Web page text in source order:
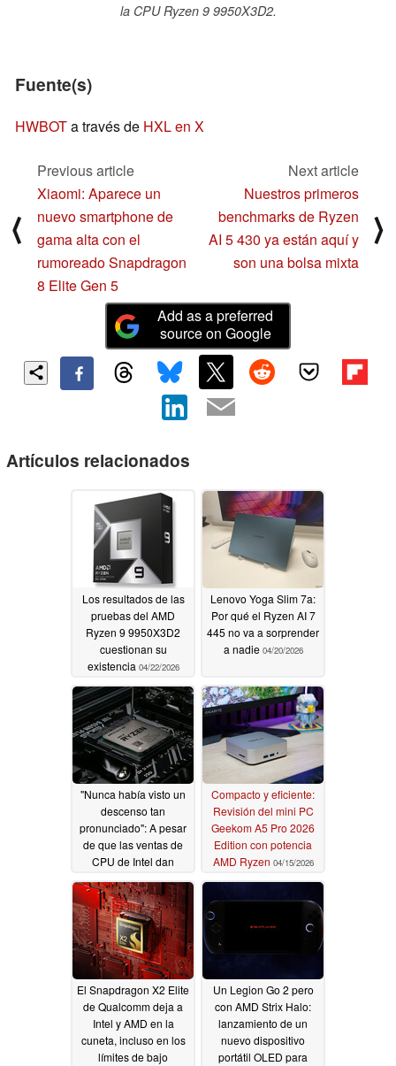
la CPU Ryzen 9 9950X3D2.
Fuente(s)
HWBOTa través de HXL en X
⟨
Previous article
Xiaomi: Aparece un
nuevo smartphone de
gama alta con el
rumoreado Snapdragon
8 Elite Gen 5
Next article
Nuestros primeros
benchmarks de Ryzen
AI 5 430 ya están aquí y
son una bolsa mixta
⟩
Add as a preferred
source on Google
Artículos relacionados
Los resultados de las
pruebas del AMD
Ryzen 9 9950X3D2
cuestionan su
existencia 04/22/2026
Lenovo Yoga Slim 7a:
Por qué el Ryzen AI 7
445 no va a sorprender
a nadie 04/20/2026
"Nunca había visto un
descenso tan
pronunciado": A pesar
de que las ventas de
CPU de Intel dan
vida Mindfactory ve
una caída importante
04/17/2026
Compacto y eficiente:
Revisión del mini PC
Geekom A5 Pro 2026
Edition con potencia
AMD Ryzen 04/15/2026
El Snapdragon X2 Elite
de Qualcomm deja a
Intel y AMD en la
cuneta, incluso en los
límites de bajo
Un Legion Go 2 pero
con AMD Strix Halo:
lanzamiento de un
nuevo dispositivo
portátil OLED para